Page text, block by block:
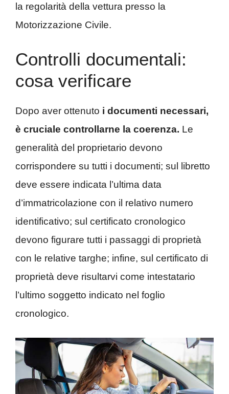
la regolarità della vettura presso la
Motorizzazione Civile.
Controlli documentali:
cosa verificare
Dopo aver ottenuto i documenti necessari,
è cruciale controllarne la coerenza. Le
generalità del proprietario devono
corrispondere su tutti i documenti; sul libretto
deve essere indicata l’ultima data
d’immatricolazione con il relativo numero
identificativo; sul certificato cronologico
devono figurare tutti i passaggi di proprietà
con le relative targhe; infine, sul certificato di
proprietà deve risultarvi come intestatario
l’ultimo soggetto indicato nel foglio
cronologico.